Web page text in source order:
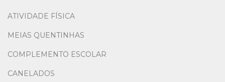
ATIVIDADE FÍSICA
MEIAS QUENTINHAS
COMPLEMENTO ESCOLAR
CANELADOS